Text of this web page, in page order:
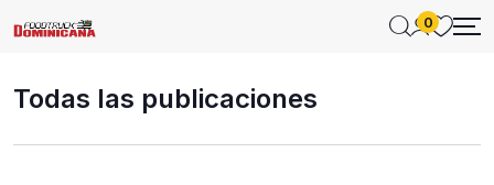
0
Todas las publicaciones